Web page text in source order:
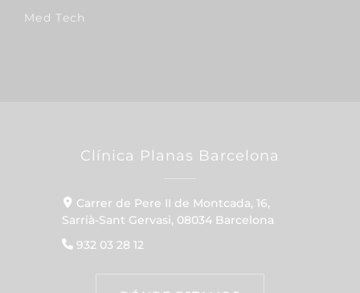
Med Tech
Clínica Planas Barcelona
Carrer de Pere II de Montcada, 16,
Sarrià-Sant Gervasi, 08034 Barcelona
932 03 28 12